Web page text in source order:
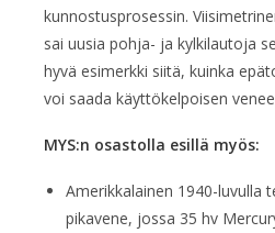
kunnostusprosessin.
sai uusia pohja- ja kylkilautoja
hyvä esimerkki siitä, kuinka
voi saada käyttökelpoisen
MYS:n osastolla esillä myös:
Amerikkalainen 1940-luvulla
pikavene, jossa 35 hv